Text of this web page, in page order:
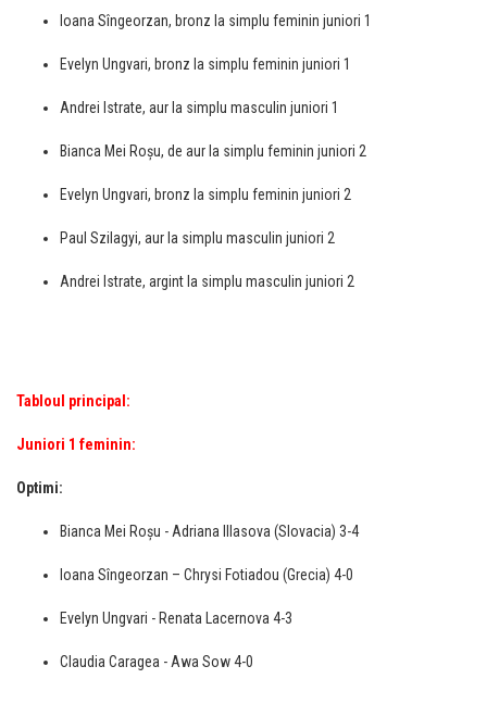
Ioana Sîngeorzan, bronz la simplu feminin juniori 1
Evelyn Ungvari, bronz la simplu feminin juniori 1
Andrei Istrate, aur la simplu masculin juniori 1
Bianca Mei Roșu, de aur la simplu feminin juniori 2
Evelyn Ungvari, bronz la simplu feminin juniori 2
Paul Szilagyi, aur la simplu masculin juniori 2
Andrei Istrate, argint la simplu masculin juniori 2
Tabloul principal:
Juniori 1 feminin:
Optimi:
Bianca Mei Roșu - Adriana Illasova (Slovacia) 3-4
Ioana Sîngeorzan – Chrysi Fotiadou (Grecia) 4-0
Evelyn Ungvari - Renata Lacernova 4-3
Claudia Caragea - Awa Sow 4-0